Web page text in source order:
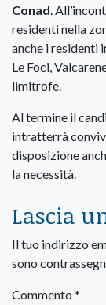
Conad.
residenti nella
anche i residenti
Le Foci,
limitrofe.
Al termine il
intratterrà
disposizione
la necessità.
Lascia
Il tuo indirizzo
sono
Commento *